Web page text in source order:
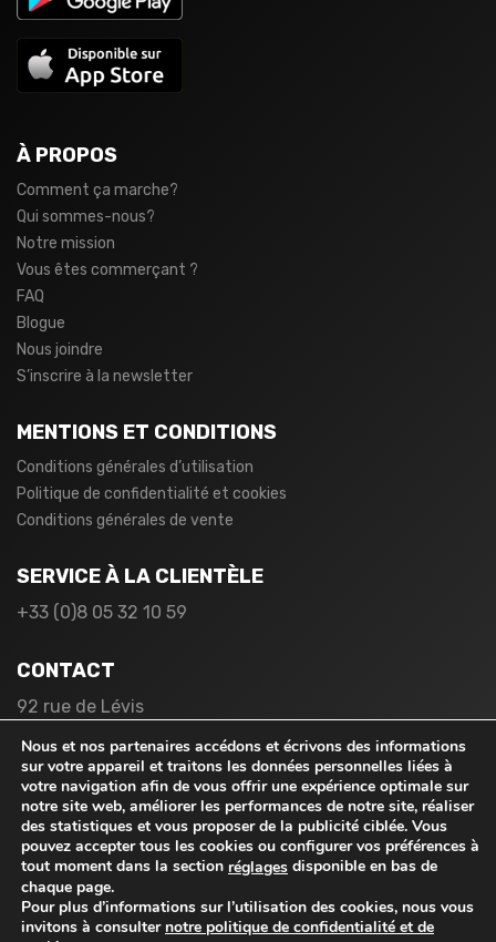
À PROPOS
Comment ça marche?
Qui sommes-nous?
Notre mission
Vous êtes commerçant ?
FAQ
Blogue
Nous joindre
S’inscrire à la newsletter
MENTIONS ET CONDITIONS
Conditions générales d’utilisation
Politique de confidentialité et cookies
Conditions générales de vente
SERVICE À LA CLIENTÈLE
+33 (0)8 05 32 10 59
CONTACT
92 rue de Lévis
France
© 2026rabaischocs.fr. Tous droits réservés.
Nous et nos partenaires accédons et écrivons des informations
sur votre appareil et traitons les données personnelles liées à
votre navigation afin de vous offrir une expérience optimale sur
notre site web, améliorer les performances de notre site, réaliser
des statistiques et vous proposer de la publicité ciblée. Vous
pouvez accepter tous les cookies ou configurer vos préférences à
tout moment dans la section réglages disponible en bas de
chaque page.
Pour plus d’informations sur l’utilisation des cookies, nous vous
invitons à consulter notre politique de confidentialité et de